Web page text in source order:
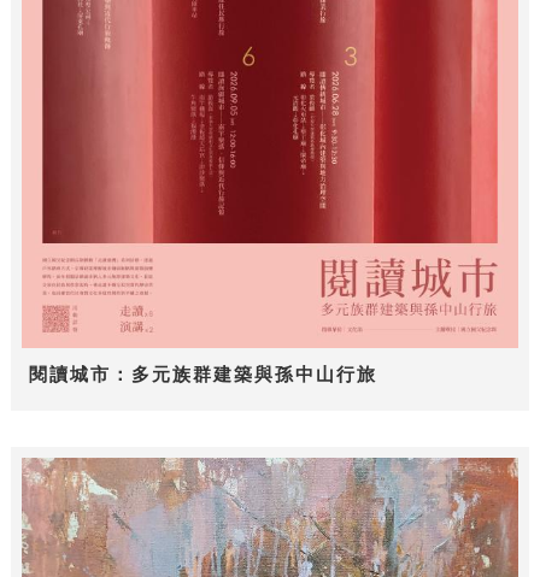
閱讀城市：多元族群建築與孫中山行旅